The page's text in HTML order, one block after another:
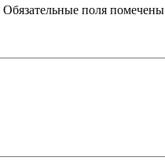
Обязательные поля